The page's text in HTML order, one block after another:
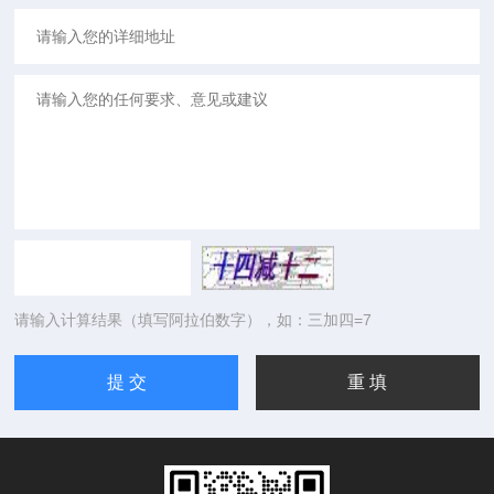
请输入计算结果（填写阿拉伯数字），如：三加四=7